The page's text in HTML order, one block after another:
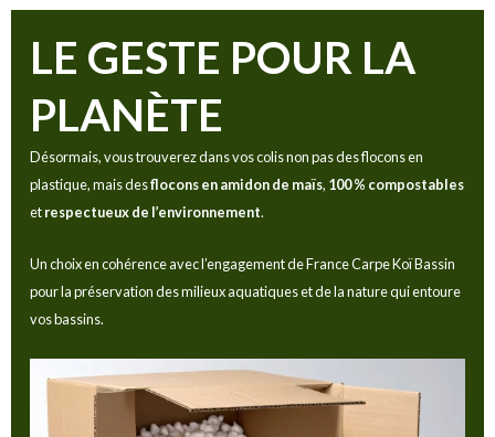
LE GESTE POUR LA
PLANÈTE
Désormais, vous trouverez dans vos colis non pas des flocons en
plastique, mais desflocons en amidon de maïs, 100 % compostables
etrespectueux de l’environnement.
Un choix en cohérence avec l’engagement de France Carpe Koï Bassin
pour la préservation des milieux aquatiques et de la nature qui entoure
vos bassins.